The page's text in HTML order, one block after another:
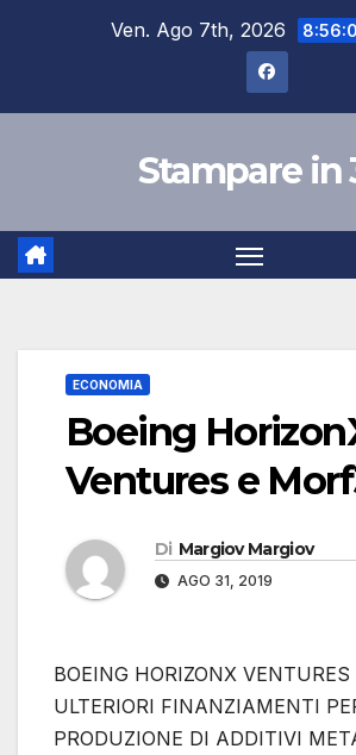
Ven. Ago 7th, 2026
Stampare in
ECONOMIA
Boeing
Ventures e
Di Margiov Margiov
AGO 31, 2019
BOEING HORIZONX VENTURES
ULTERIORI FINANZIAMENTI
PRODUZIONE DI ADDITIVI